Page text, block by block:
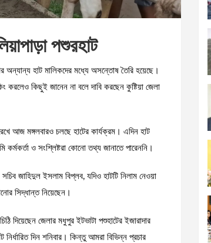
পশুরহাট
অন্যান্য হাট মালিকদের মধ্যে অসন্তোষ তৈরি হয়েছে।
করলেও কিছুই জানেন না বলে দাবি করছেন কুষ্টিয়া জেলা
আজ মঙ্গলবারও চলছে হাটের কার্যক্রম। এদিন হাট
ও সংশ্লিষ্টরা কোনো তথ্য জানাতে পারেননি।
জাহিদুল ইসলাম বিপ্লব, যদিও হাটটি নিলাম নেওয়া
সিদ্ধান্ত নিয়েছেন।
দিয়েছেন জেলার মধুপুর ইটভাটা পশুহাটের ইজারাদার
দিন শনিবার। কিন্তু আমরা বিভিন্ন প্রচার